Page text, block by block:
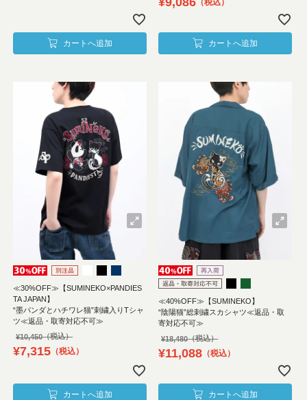
カートへ追加
税込
カートへ追加
≪30%OFF≫【SUMINEKO×PANDIES
TA JAPAN】
“墨パンダとハチワレ猫”刺繍入りTシャ
ツ≪返品・取寄対応不可≫
¥10,450
¥7,315 税込
カートへ追加
≪40%OFF≫【SUMINEKO】
“陰陽猫”総刺繍スカシャツ≪返品・取
寄対応不可≫
¥18,480
¥11,088 税込
カートへ追加